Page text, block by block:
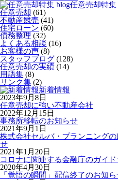
任意売却特集
任意売却 (61)
不動産競売 (41)
住宅ローン (60)
債務整理 (32)
よくある相談 (16)
お客様の声 (8)
スタッフブログ (128)
任意売却の実績 (14)
用語集 (8)
リンク集 (2)
新着情報
2023年9月8日
任意売却に強い不動産会社
2022年12月15日
事務所移転のお知らせ
2021年9月1日
株式会社セルバ・プランニング
せ
2021年1月20日
コロナに関連する金融庁のガイ
2020年4月30日
「覚悟の瞬間」配信終了のお知